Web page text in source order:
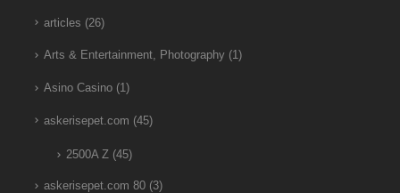
articles (26)
Arts & Entertainment, Photography(1)
Asino Casino(1)
askerisepet.com (45)
2500A Z(45)
askerisepet.com 80(3)